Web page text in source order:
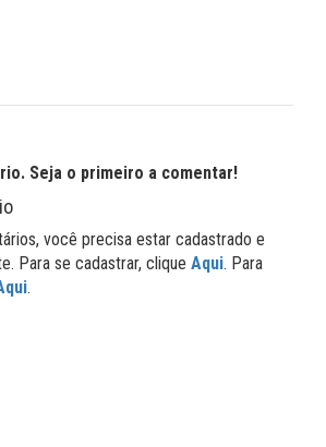
Seja o primeiro a comentar!
você precisa estar cadastrado e
Para se cadastrar, clique Aqui. Para
.